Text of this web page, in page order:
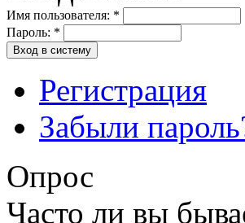
Имя пользователя: *
Пароль: *
Вход в систему
Регистрация
Забыли
Опрос
Часто ли вы